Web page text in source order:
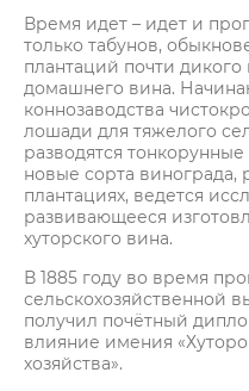
Время идет – идет и
только табунов,
плантаций почти
домашнего вина.
коннозаводства
лошади для тяжелого
разводятся
новые сорта винограда,
плантациях, ведется
развивающееся
хуторского вина.
В 1885 году во время
сельскохозяйственной
получил почётный
влияние имения
хозяйства».